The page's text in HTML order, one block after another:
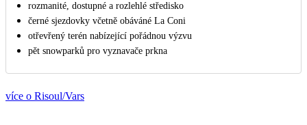
rozmanité, dostupné a rozlehlé středisko
černé sjezdovky včetně obáváné La Coni
otřevřený terén nabízející pořádnou výzvu
pět snowparků pro vyznavače prkna
více o Risoul/Vars